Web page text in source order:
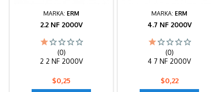
MARKA: ERM
2.2 NF 2000V
(0)
2 2 NF 2000V
Fiyat
$0,25
MARKA: ERM
4.7 NF 2000V
(0)
4 7 NF 2000V
Fiyat
$0,22